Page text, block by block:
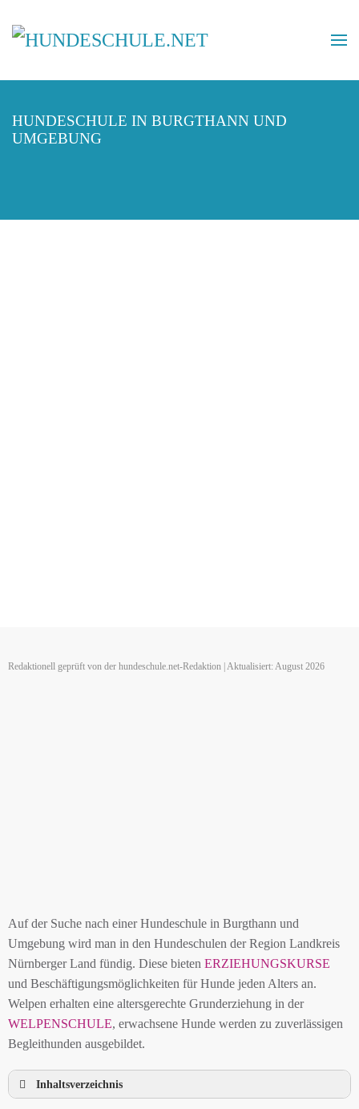
HUNDESCHULE IN BURGTHANN UND
UMGEBUNG
Redaktionell geprüft von der hundeschule.net-Redaktion | Aktualisiert: August 2026
Auf der Suche nach einer Hundeschule in Burgthann und
Umgebung wird man in den Hundeschulen der Region Landkreis
Nürnberger Land fündig. Diese bieten ERZIEHUNGSKURSE
und Beschäftigungsmöglichkeiten für Hunde jeden Alters an.
Welpen erhalten eine altersgerechte Grunderziehung in der
WELPENSCHULE, erwachsene Hunde werden zu zuverlässigen
Begleithunden ausgebildet.
Inhaltsverzeichnis